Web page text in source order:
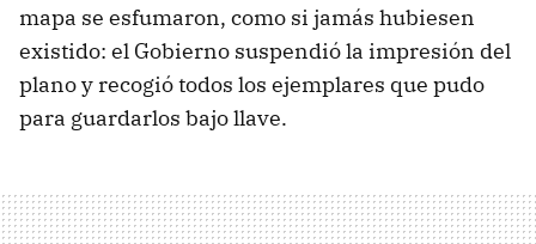
mapa se esfumaron, como si jamás hubiesen
existido: el Gobierno suspendió la impresión del
plano y recogió todos los ejemplares que pudo
para guardarlos bajo llave.